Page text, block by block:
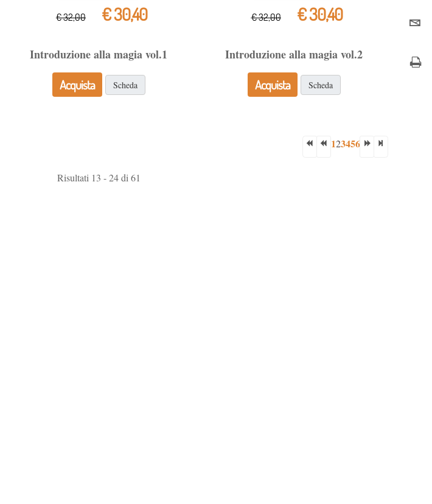
€ 32,00 € 30,40
Introduzione alla magia vol.1
Acquista
Scheda
€ 32,00 € 30,40
Introduzione alla magia vol.2
Acquista
Scheda
123456
Risultati 13 - 24 di 61